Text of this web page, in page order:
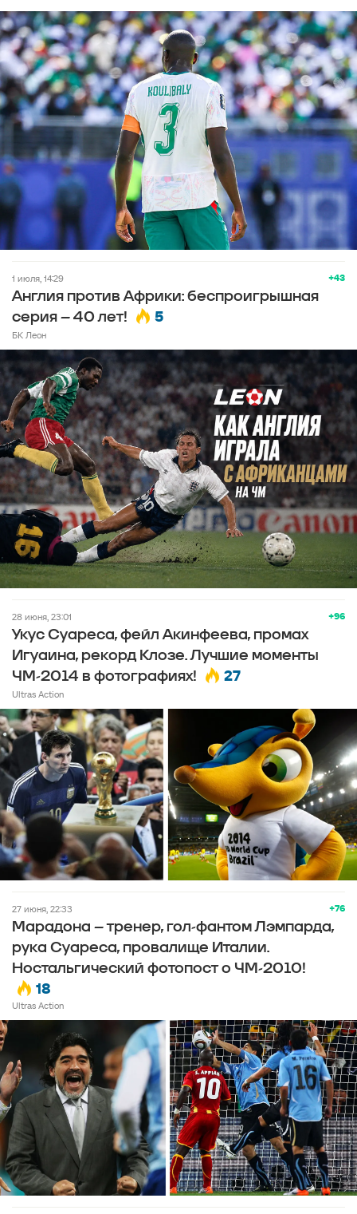
+43
1 июля, 14:29
Англия против Африки: беспроигрышная
серия – 40 лет!
5
БК Леон
+96
28 июня, 23:01
Укус Суареса, фейл Акинфеева, промах
Игуаина, рекорд Клозе. Лучшие моменты
ЧМ-2014 в фотографиях!
27
Ultras Action
+76
27 июня, 22:33
Марадона – тренер, гол-фантом Лэмпарда,
рука Суареса, провалище Италии.
Ностальгический фотопост о ЧМ-2010!
18
Ultras Action